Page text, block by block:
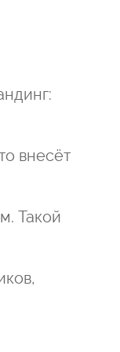
внесёт
Такой